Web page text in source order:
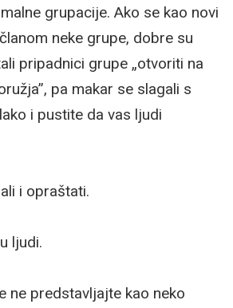
grupacije. Ako se kao novi
neke grupe, dobre su
pripadnici grupe „otvoriti na
pa makar se slagali s
i pustite da vas ljudi
i opraštati.
ljudi.
ne predstavljajte kao neko